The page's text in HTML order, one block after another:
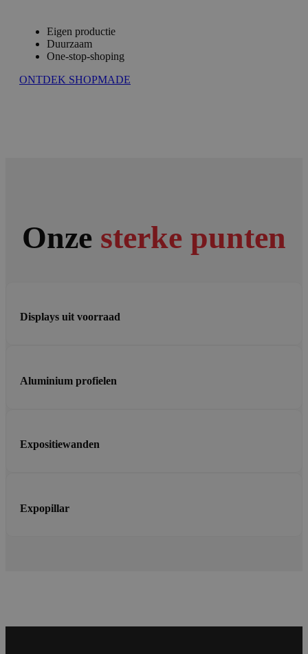
Eigen productie
Duurzaam
One-stop-shoping
ONTDEK SHOPMADE
Onze sterke punten
Displays uit voorraad
Aluminium profielen
Expositiewanden
Expopillar